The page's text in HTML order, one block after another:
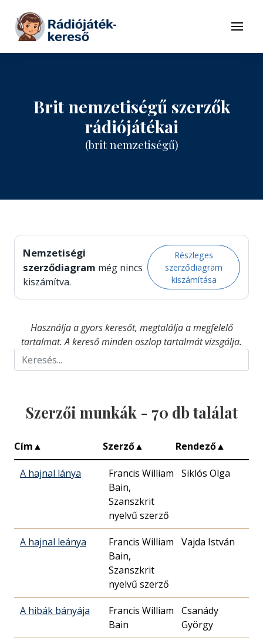
Tovább a tartalomhoz
Menü
Brit nemzetiségű szerzők
rádiójátékai
(brit nemzetiségű)
Nemzetiségi
szerződiagram még nincs
kiszámítva.
Részleges
szerződiagram
kiszámítása
Használja a gyors keresőt, megtalálja a megfelelő
tartalmat. A kereső minden oszlop tartalmát vizsgálja.
Szerzői munkák - 70 db találat
Cím▲ Szerző▲ Rendező▲
A hajnal lánya
Francis William
Bain,
Szanszkrit
nyelvű szerző
Siklós Olga
A hajnal leánya
Francis William
Bain,
Szanszkrit
nyelvű szerző
Vajda István
A hibák bányája
Francis William
Bain
Csanády
György